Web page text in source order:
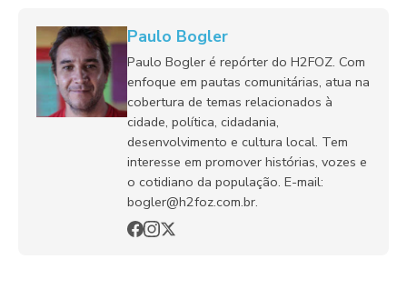
Paulo Bogler
Paulo Bogler é repórter do H2FOZ. Com
enfoque em pautas comunitárias, atua na
cobertura de temas relacionados à
cidade, política, cidadania,
desenvolvimento e cultura local. Tem
interesse em promover histórias, vozes e
o cotidiano da população. E-mail:
bogler@h2foz.com.br.